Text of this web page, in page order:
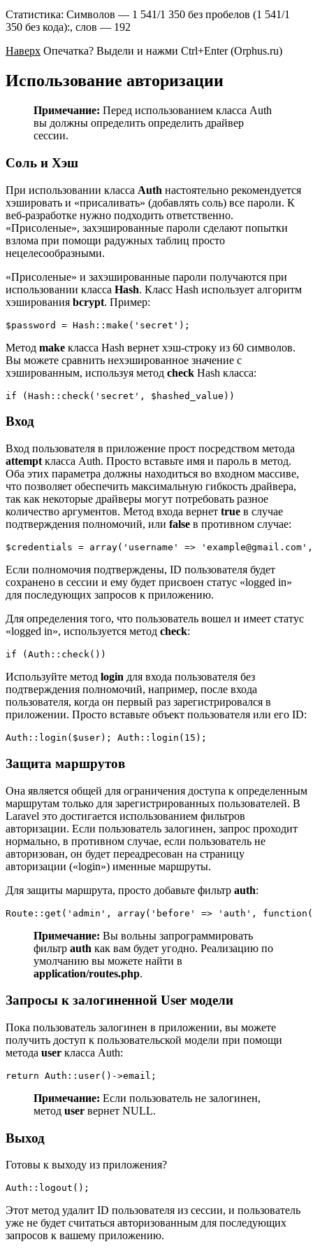
Статистика: Символов — 1 541/1 350 без пробелов (1 541/1
350 без кода):, слов — 192
Наверх Опечатка? Выдели и нажми Ctrl+Enter (Orphus.ru)
Использование авторизации
Примечание: Перед использованием класса Auth
вы должны определить определить драйвер
сессии.
Соль и Хэш
При использовании класса Auth настоятельно рекомендуется
хэшировать и «присаливать» (добавлять соль) все пароли. К
веб-разработке нужно подходить ответственно.
«Присоленые», захэшированные пароли сделают попытки
взлома при помощи радужных таблиц просто
нецелесообразными.
«Присоленые» и захэшированные пароли получаются при
использовании класса Hash. Класс Hash использует алгоритм
хэширования bcrypt. Пример:
$password = Hash::make('secret');
Метод make класса Hash вернет хэш-строку из 60 символов.
Вы можете сравнить нехэшированное значение с
хэшированным, используя метод check Hash класса:
if (Hash::check('secret', $hashed_value))
Вход
Вход пользователя в приложение прост посредством метода
attempt класса Auth. Просто вставьте имя и пароль в метод.
Оба этих параметра должны находиться во входном массиве,
что позволяет обеспечить максимальную гибкость драйвера,
так как некоторые драйверы могут потребовать разное
количество аргументов. Метод входа вернет true в случае
подтверждения полномочий, или false в противном случае:
$credentials = array('username' =>
Если полномочия подтверждены, ID пользователя будет
сохранено в сессии и ему будет присвоен статус «logged in»
для последующих запросов к приложению.
Для определения того, что пользователь вошел и имеет статус
«logged in», используется метод check:
if (Auth::check())
Используйте метод login для входа пользователя без
подтверждения полномочий, например, после входа
пользователя, когда он первый раз зарегистрировался в
приложении. Просто вставьте объект пользователя или его ID:
Auth::login($user); Auth::login(15);
Защита маршрутов
Она является общей для ограничения доступа к определенным
маршрутам только для зарегистрированных пользователей. В
Laravel это достигается использованием фильтров
авторизации. Если пользователь залогинен, запрос проходит
нормально, в противном случае, если пользователь не
авторизован, он будет переадресован на страницу
авторизации («login») именные маршруты.
Для защиты маршрута, просто добавьте фильтр auth:
Route::get('admin', array('before' => 'auth',
Примечание: Вы вольны запрограммировать
фильтр auth как вам будет угодно. Реализацию по
умолчанию вы можете найти в
application/routes.php.
Запросы к залогиненной User модели
Пока пользователь залогинен в приложении, вы можете
получить доступ к пользовательской модели при помощи
метода user класса Auth:
return Auth::user()->email;
Примечание: Если пользователь не залогинен,
метод user вернет NULL.
Выход
Готовы к выходу из приложения?
Auth::logout();
Этот метод удалит ID пользователя из сессии, и пользователь
уже не будет считаться авторизованным для последующих
запросов к вашему приложению.